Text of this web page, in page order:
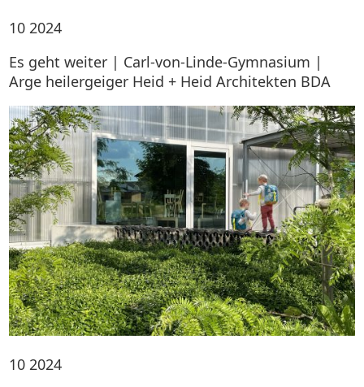
10 2024
Es geht weiter | Carl-von-Linde-Gymnasium |
Arge heilergeiger Heid + Heid Architekten BDA
10 2024